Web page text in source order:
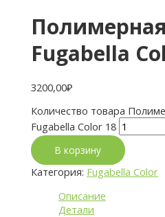
Fugabella
3200,00₽
Количество товара
Fugabella Color 18
В корзину
Категория: Fugabella Color
Описание
Детали